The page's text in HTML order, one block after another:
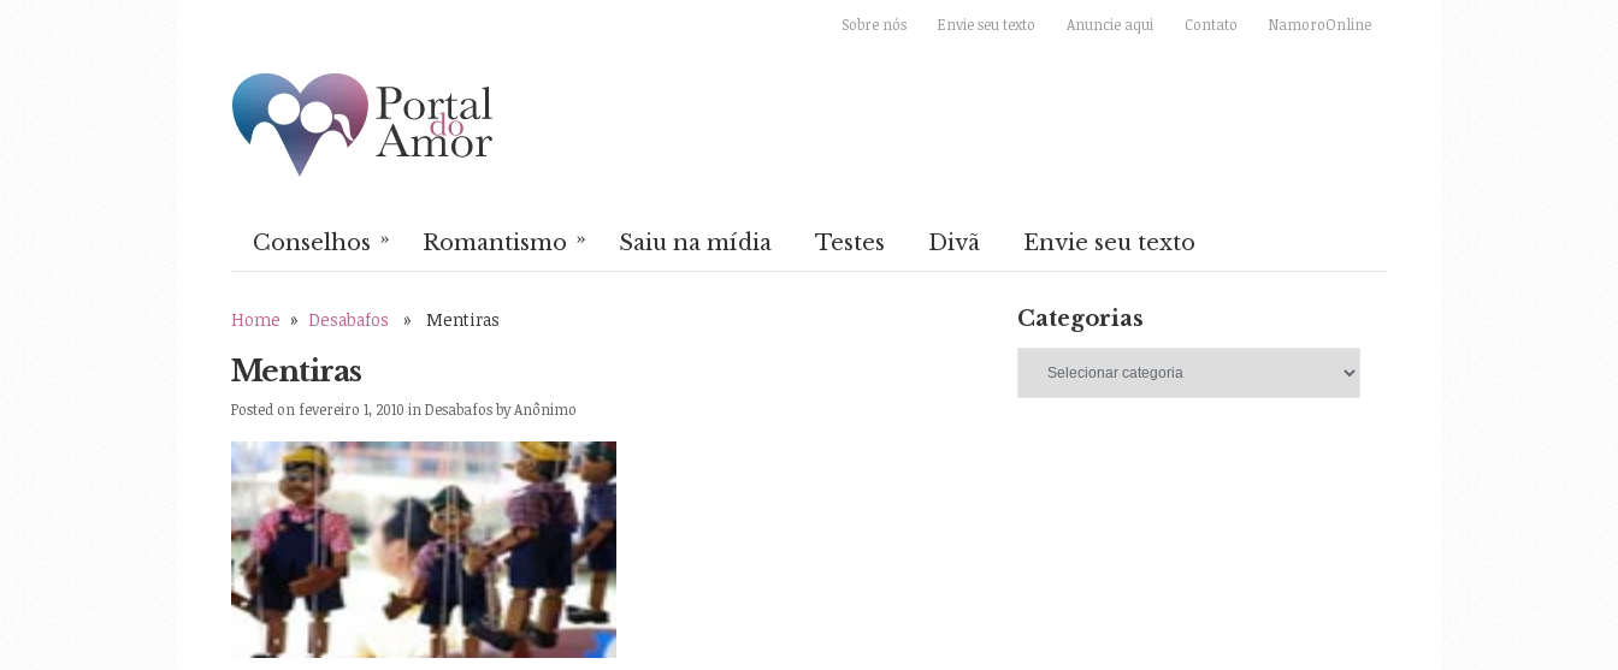
Sobre nós Envie seu texto Anuncie aqui Contato NamoroOnline
Conselhos » Romantismo » Saiu na mídia Testes Divã Envie seu texto
Home » Desabafos » Mentiras
Mentiras
Posted on fevereiro 1, 2010 in DesabafosbyAnônimo
Categorias